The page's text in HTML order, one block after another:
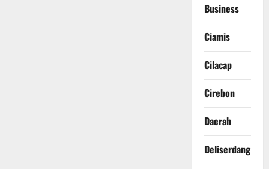
Business
Ciamis
Cilacap
Cirebon
Daerah
Deliserdang